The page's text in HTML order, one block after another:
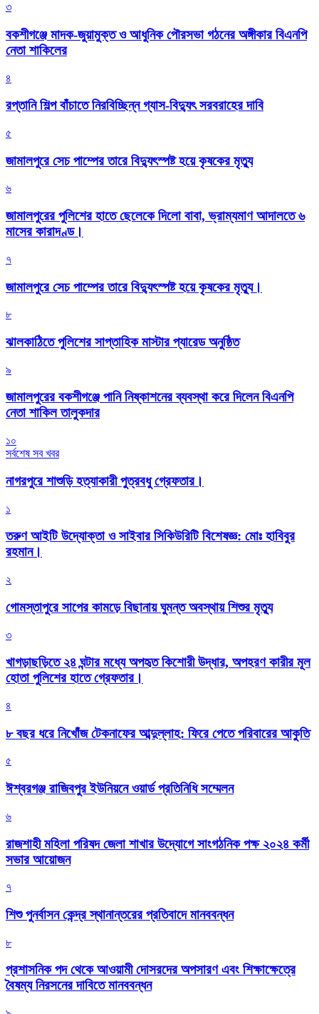
৩
বকশীগঞ্জে মাদক-জুয়ামুক্ত ও আধুনিক পৌরসভা গঠনের অঙ্গীকার বিএনপি
নেতা শাকিলের
৪
রপ্তানি শিল্প বাঁচাতে নিরবিচ্ছিন্ন গ্যাস-বিদ্যুৎ সরবরাহের দাবি
৫
জামালপুরে সেচ পাম্পের তারে বিদ্যুৎস্পষ্ট হয়ে কৃষকের মৃত্যু
৬
জামালপুরের পুলিশের হাতে ছেলেকে দিলো বাবা, ভ্রাম্যমাণ আদালতে ৬
মাসের কারাদণ্ড।
৭
জামালপুরে সেচ পাম্পের তারে বিদ্যুৎস্পষ্ট হয়ে কৃষকের মৃত্যু।
৮
‎ঝালকাঠিতে পুলিশের সাপ্তাহিক মাস্টার প্যারেড অনুষ্ঠিত
৯
জামালপুরের বকশীগঞ্জে পানি নিষ্কাশনের ব্যবস্থা করে দিলেন বিএনপি
নেতা শাকিল তালুকদার
১০
সর্বশেষ সব খবর
নাগরপুরে শাশুড়ি হত্যাকারী পুত্রবধু গ্রেফতার।
১
তরুণ আইটি উদ্যোক্তা ও সাইবার সিকিউরিটি বিশেষজ্ঞ: মোঃ হাবিবুর
রহমান।
২
গোমস্তাপুরে সাপের কামড়ে বিছানায় ঘুমন্ত অবস্থায় শিশুর মৃত্যু
৩
খাগড়াছড়িতে ২৪ ঘন্টার মধ্যে অপহৃত কিশোরী উদ্ধার, অপহরণ কারীর মূল
হোতা পুলিশের হাতে গ্রেফতার।
৪
৮ বছর ধরে নিখোঁজ টেকনাফের আব্দুল্লাহ: ফিরে পেতে পরিবারের আকুতি
৫
ঈশ্বরগঞ্জ রাজিবপুর ইউনিয়নে ওয়ার্ড প্রতিনিধি সম্মেলন
৬
রাজশাহী মহিলা পরিষদ জেলা শাখার উদ্যোগে সাংগঠনিক পক্ষ ২০২৪ কর্মী
সভার আয়োজন
৭
শিশু পুনর্বাসন কেন্দ্র স্থানান্তরের প্রতিবাদে মানববন্ধন
৮
প্রশাসনিক পদ থেকে আওয়ামী দোসরদের অপসারণ এবং শিক্ষাক্ষেত্রে
বৈষম্য নিরসনের দাবিতে মানববন্ধন